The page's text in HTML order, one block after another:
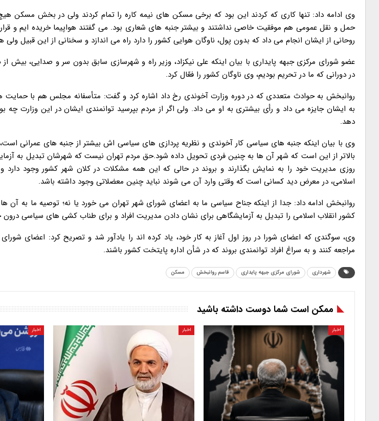
وی ادامه داد: تنها کاری که کردند این بود که برخی مسکن های نیمه کاره را تمام کردند ولی در بخش مسکن
حمل و نقل عمومی هم موفقیت خاصی نداشتند و بیشتر جنبه های شعاری بود. می گفتند هواپیما خریده ایم و
روحانی از ایشان انجام می داد که بدون پول، ناوگان هوایی کشور را دارد راه می اندازد و سخنانی از این قبیل ولی
در دورانی که ما در تحریم بودیم، وی ناوگان کشور را فعّال کرد.
روانبخش به حوادث متعددی که در دوره وزارت آخوندی رخ داد اشاره کرد و گفت: متأسفانه مجلس هم با
به ایشان جایزه می داد و رأی بیشتری به او می داد. ولی اگر از مردم بپرسید توانمندی ایشان در این وزارت چه
دهد.
وی با بیان اینکه جنبه های سیاسی کار آخوندی و نظریه پردازی های سیاسی اش بیشتر از جنبه های عمرانی
بالاتر از این است که شهر آن ها به چنین فردی تحویل داده شود.حق مردم تهران نیست که شهرشان تبدیل به
روزی مدیریت خود را به نمایش بگذارند و بروند در حالی که این همه مشکلات در کلان شهر کشور وجود دارد
اسلامی، در معرض دید کسانی است که وقتی وارد آن می شوند نباید چنین معضلاتی وجود داشته باشد.
روانبخش ادامه داد: جدا از اینکه جناح سیاسی ما به اعضای شورای شهر تهران می خورد یا نه؛ توصیه ما به
کشور انقلاب اسلامی را تبدیل به آزمایشگاهی برای نشان دادن مدیریت افراد و برای طناب کشی های سیاسی درون
وی، سوگندی که اعضای شورا در روز اول آغاز به کار خود، یاد کرده اند را یادآور شد و تصریح کرد: اعضای
مراجعه کنند و به سراغ افراد توانمندی بروند که در شأن اداره پایتخت کشور باشند.
شهرداری شورای مرکزی جبهه پایداری قاسم روانبخش مسکن
ممکن است شما دوست داشته باشید
اخبار اخبار اخبار